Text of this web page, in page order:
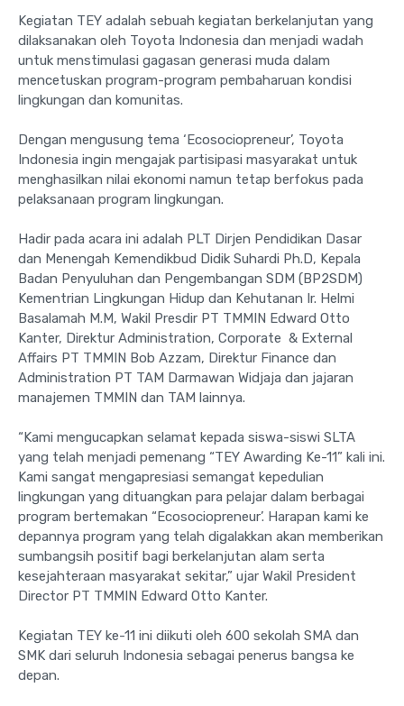
Kegiatan TEY adalah sebuah kegiatan berkelanjutan yang
dilaksanakan oleh Toyota Indonesia dan menjadi wadah
untuk menstimulasi gagasan generasi muda dalam
mencetuskan program-program pembaharuan kondisi
lingkungan dan komunitas.
Dengan mengusung tema ‘Ecosociopreneur’, Toyota
Indonesia ingin mengajak partisipasi masyarakat untuk
menghasilkan nilai ekonomi namun tetap berfokus pada
pelaksanaan program lingkungan.
Hadir pada acara ini adalah PLT Dirjen Pendidikan Dasar
dan Menengah Kemendikbud Didik Suhardi Ph.D, Kepala
Badan Penyuluhan dan Pengembangan SDM (BP2SDM)
Kementrian Lingkungan Hidup dan Kehutanan Ir. Helmi
Basalamah M.M, Wakil Presdir PT TMMIN Edward Otto
Kanter, Direktur Administration, Corporate & External
Affairs PT TMMIN Bob Azzam, Direktur Finance dan
Administration PT TAM Darmawan Widjaja dan jajaran
manajemen TMMIN dan TAM lainnya.
“Kami mengucapkan selamat kepada siswa-siswi SLTA
yang telah menjadi pemenang “TEY Awarding Ke-11” kali ini.
Kami sangat mengapresiasi semangat kepedulian
lingkungan yang dituangkan para pelajar dalam berbagai
program bertemakan “Ecosociopreneur’. Harapan kami ke
depannya program yang telah digalakkan akan memberikan
sumbangsih positif bagi berkelanjutan alam serta
kesejahteraan masyarakat sekitar,” ujar Wakil President
Director PT TMMIN Edward Otto Kanter.
Kegiatan TEY ke-11 ini diikuti oleh 600 sekolah SMA dan
SMK dari seluruh Indonesia sebagai penerus bangsa ke
depan.